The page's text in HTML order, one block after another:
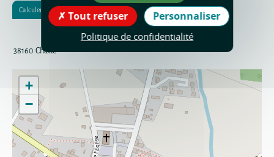
Calculer votre itinéraire
38160 Chatte
+
−
Tout refuser
Personnaliser
Politique de confidentialité